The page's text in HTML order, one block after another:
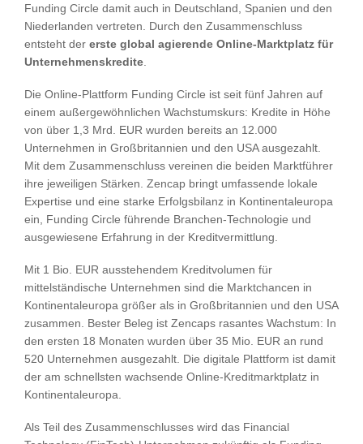
Funding Circle damit auch in Deutschland, Spanien und den
Niederlanden vertreten. Durch den Zusammenschluss
entsteht der erste global agierende Online-Marktplatz für
Unternehmenskredite
Die Online-Plattform Funding Circle ist seit fünf Jahren auf
einem außergewöhnlichen Wachstumskurs: Kredite in Höhe
von über 1,3 Mrd. EUR wurden bereits an 12.000
Unternehmen in Großbritannien und den USA ausgezahlt.
Mit dem Zusammenschluss vereinen die beiden Marktführer
ihre jeweiligen Stärken. Zencap bringt umfassende lokale
Expertise und eine starke Erfolgsbilanz in Kontinentaleuropa
ein, Funding Circle führende Branchen-Technologie und
ausgewiesene Erfahrung in der Kreditvermittlung.
Mit 1 Bio. EUR ausstehendem Kreditvolumen für
mittelständische Unternehmen sind die Marktchancen in
Kontinentaleuropa größer als in Großbritannien und den USA
zusammen. Bester Beleg ist Zencaps rasantes Wachstum: In
den ersten 18 Monaten wurden über 35 Mio. EUR an rund
520 Unternehmen ausgezahlt. Die digitale Plattform ist damit
der am schnellsten wachsende Online-Kreditmarktplatz in
Kontinentaleuropa.
Als Teil des Zusammenschlusses wird das Financial